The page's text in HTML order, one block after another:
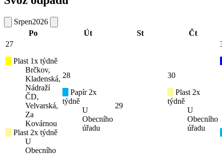
Srpen2026
Po
Út St
Čt
27
Plast 1x týdně
Brčkov,
Kladenská,
Nádraží
ČD,
Velvarská,
Za
Kovárnou
Plast 2x týdně
U
Obecního
28
Papír 2x
týdně
U
Obecního
úřadu
29
30
Plast 2x
týdně
U
Obecního
úřadu